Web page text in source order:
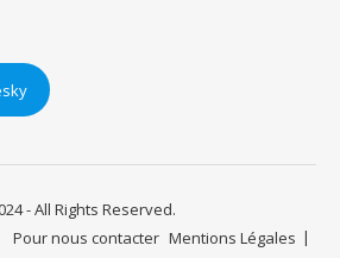
- All Rights Reserved.
Pour nous contacter Mentions Légales